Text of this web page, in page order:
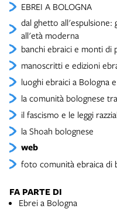
EBREI A BOLOGNA
dal ghetto all'espulsione:
all'età moderna
banchi ebraici e monti di
manoscritti e edizioni
luoghi ebraici a Bologna
la comunità bolognese
il fascismo e le leggi
la Shoah bolognese
web
foto comunità ebraica di
FA PARTE DI
Ebrei a Bologna